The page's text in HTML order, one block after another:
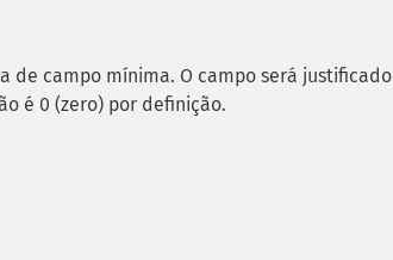
de campo mínima. O campo será justificado
é 0 (zero) por definição.